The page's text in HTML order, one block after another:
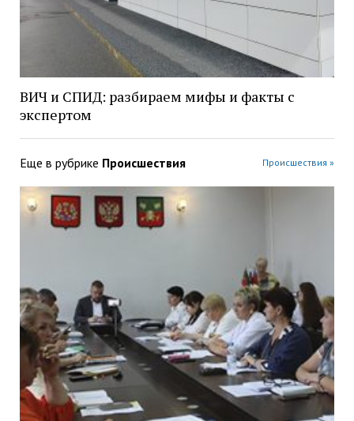
ВИЧ и СПИД: разбираем мифы и факты с
экспертом
Еще в рубрике Происшествия Происшествия »